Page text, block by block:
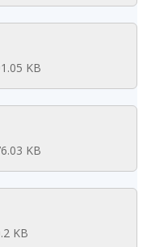
KB
KB
KB